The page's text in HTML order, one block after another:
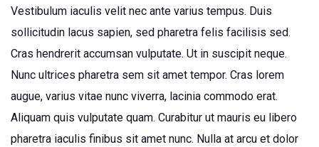
Vestibulum iaculis velit nec ante varius tempus. Duis
sollicitudin lacus sapien, sed pharetra felis facilisis sed.
Cras hendrerit accumsan vulputate. Ut in suscipit neque.
Nunc ultrices pharetra sem sit amet tempor. Cras lorem
augue, varius vitae nunc viverra, lacinia commodo erat.
Aliquam quis vulputate quam. Curabitur ut mauris eu libero
pharetra iaculis finibus sit amet nunc. Nulla at arcu et dolor